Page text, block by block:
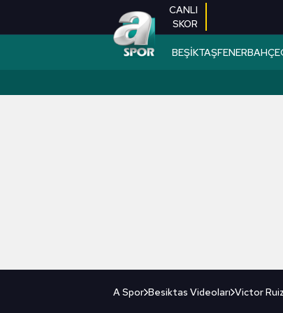
CANLI
SKOR
BEŞİKTAŞFENERBAHÇE
A Spor Besiktas Videoları Victor